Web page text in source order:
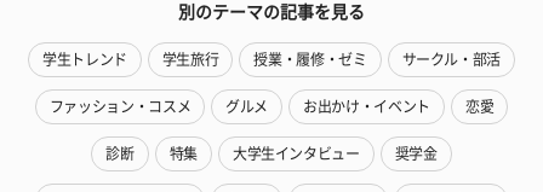
別のテーマの記事を見る
学生トレンド 学生旅行 授業・履修・ゼミ サークル・部活
ファッション・コスメ グルメ お出かけ・イベント 恋愛
診断 特集 大学生インタビュー 奨学金